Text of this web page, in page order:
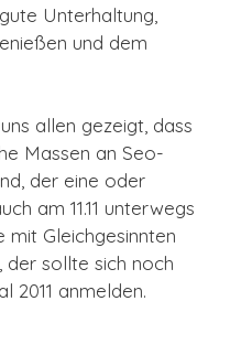
Unterhaltung,
und dem
allen gezeigt, dass
Massen an Seo-
der eine oder
am 11.11 unterwegs
mit Gleichgesinnten
der sollte sich noch
2011 anmelden.